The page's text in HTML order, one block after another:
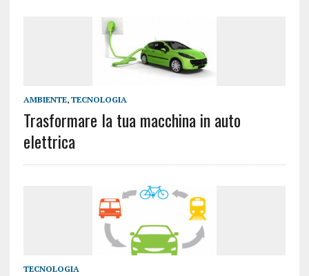
AMBIENTE, TECNOLOGIA
Trasformare la tua macchina in auto
elettrica
TECNOLOGIA